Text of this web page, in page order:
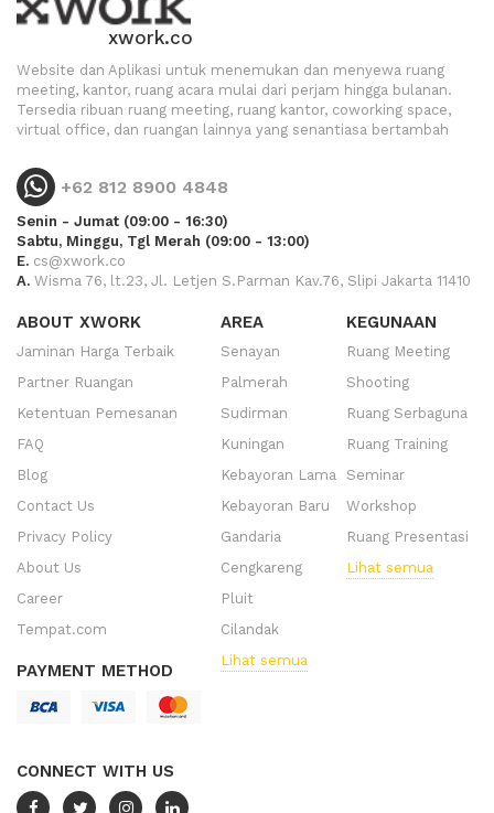
xwork.co
Website dan Aplikasi untuk menemukan dan menyewa ruang
meeting, kantor, ruang acara mulai dari perjam hingga bulanan.
Tersedia ribuan ruang meeting, ruang kantor, coworking space,
virtual office, dan ruangan lainnya yang senantiasa bertambah
+62 812 8900 4848
Senin - Jumat (09:00 - 16:30)
Sabtu, Minggu, Tgl Merah (09:00 - 13:00)
E. cs@xwork.co
A. Wisma 76, lt.23, Jl. Letjen S.Parman Kav.76, Slipi Jakarta 11410
ABOUT XWORK
Jaminan Harga Terbaik
Partner Ruangan
Ketentuan Pemesanan
FAQ
Blog
Contact Us
Privacy Policy
About Us
Career
Tempat.com
PAYMENT METHOD
CONNECT WITH US
AREA
Senayan
Palmerah
Sudirman
Kuningan
Kebayoran Lama
Kebayoran Baru
Gandaria
Cengkareng
Pluit
Cilandak
Lihat semua
KEGUNAAN
Ruang Meeting
Shooting
Ruang Serbaguna
Ruang Training
Seminar
Workshop
Ruang Presentasi
Lihat semua